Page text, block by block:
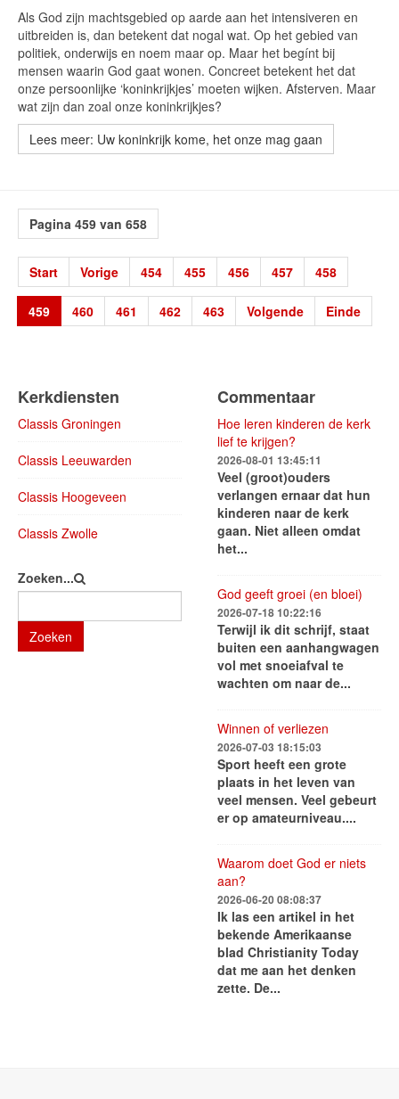
Als God zijn machtsgebied op aarde aan het intensiveren en
uitbreiden is, dan betekent dat nogal wat. Op het gebied van
politiek, onderwijs en noem maar op. Maar het begínt bij
mensen waarin God gaat wonen. Concreet betekent het dat
onze persoonlijke ‘koninkrijkjes’ moeten wijken. Afsterven. Maar
wat zijn dan zoal onze koninkrijkjes?
Lees meer: Uw koninkrijk kome, het onze mag gaan
Pagina 459 van 658
Start Vorige 454 455 456 457 458
459 460 461 462 463 Volgende Einde
Kerkdiensten
Classis Groningen
Classis Leeuwarden
Classis Hoogeveen
Classis Zwolle
Zoeken...
Zoeken
Commentaar
Hoe leren kinderen de kerk
lief te krijgen?
2026-08-01 13:45:11
Veel (groot)ouders
verlangen ernaar dat hun
kinderen naar de kerk
gaan. Niet alleen omdat
het...
God geeft groei (en bloei)
2026-07-18 10:22:16
Terwijl ik dit schrijf, staat
buiten een aanhangwagen
vol met snoeiafval te
wachten om naar de...
Winnen of verliezen
2026-07-03 18:15:03
Sport heeft een grote
plaats in het leven van
veel mensen. Veel gebeurt
er op amateurniveau....
Waarom doet God er niets
aan?
2026-06-20 08:08:37
Ik las een artikel in het
bekende Amerikaanse
blad Christianity Today
dat me aan het denken
zette. De...